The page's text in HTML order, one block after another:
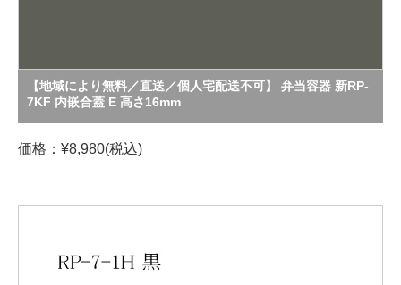
【地域により無料／直送／個人宅配送不可】 弁当容器 新RP-
7KF 内嵌合蓋 E 高さ16mm
価格：¥8,980(税込)